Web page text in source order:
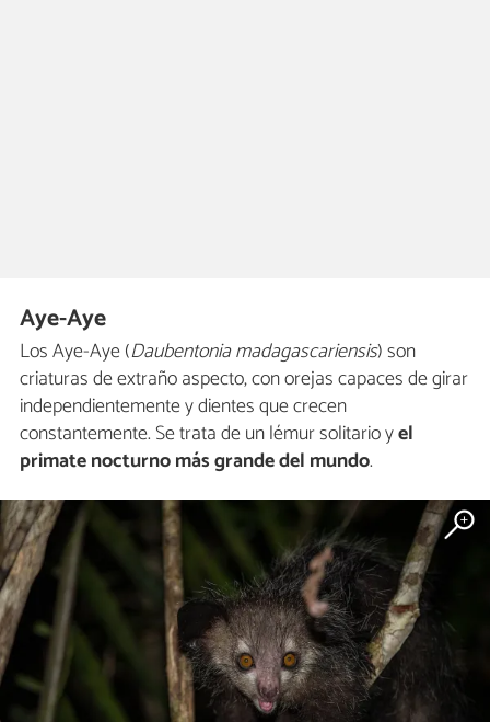
Aye-Aye
Los Aye-Aye (Daubentonia madagascariensis) son
criaturas de extraño aspecto, con orejas capaces de girar
independientemente y dientes que crecen
constantemente. Se trata de un lémur solitario yel
primate nocturno más grande del mundo.